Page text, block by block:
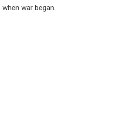
war began.